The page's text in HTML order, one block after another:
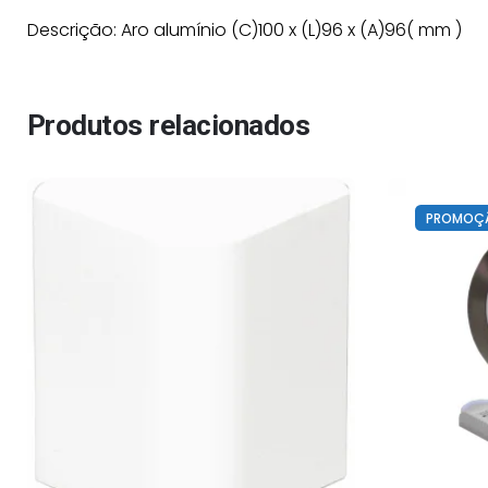
Descrição: Aro alumínio (C)100 x (L)96 x (A)96( mm )
Produtos relacionados